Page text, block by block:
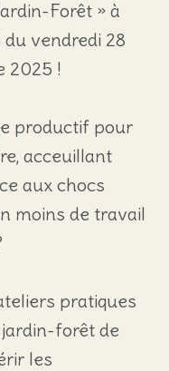
Forêt » à
vendredi 28
2025 !
productif pour
acceuillant
aux chocs
moins de travail
pratiques
forêt de
les